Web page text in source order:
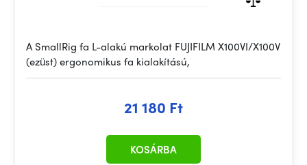
A SmallRig fa L-alakú markolat FUJIFILM X100VI/X100V
(ezüst) ergonomikus fa kialakítású,
21 180 Ft
KOSÁRBA